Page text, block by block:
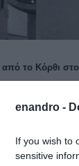
enandro -
If you wish to
sensitive
το Κόρθι
Περσικό
Το
Το
να